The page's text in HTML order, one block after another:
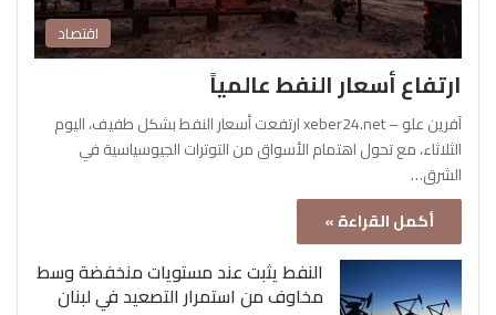
اقتصاد
ارتفاع أسعار النفط عالمياً
آفرين علو – xeber24.net ارتفعت أسعار النفط بشكل طفيف، اليوم
الثلاثاء، مع تحول اهتمام الأسواق من التوترات الجيوسياسية في
الشرق…
أكمل القراءة »
النفط يثبت عند مستويات منخفضة وسط
مخاوف من استمرار التصعيد في لبنان